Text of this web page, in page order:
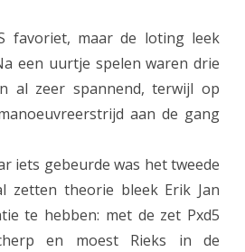
B
e
e
favoriet, maar de loting leek
een uurtje spelen waren drie
al zeer spannend, terwijl op
aan de gang
iets gebeurde was het tweede
zetten theorie bleek Erik Jan
te hebben: met de zet Pxd5
en moest Rieks in de